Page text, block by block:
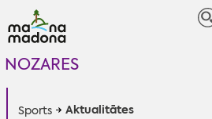
NOZARES
Sports Aktualitātes